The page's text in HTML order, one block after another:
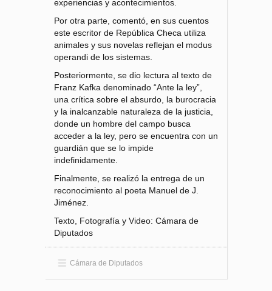
experiencias y acontecimientos.
Por otra parte, comentó, en sus cuentos
este escritor de República Checa utiliza
animales y sus novelas reflejan el modus
operandi de los sistemas.
Posteriormente, se dio lectura al texto de
Franz Kafka denominado “Ante la ley”,
una crítica sobre el absurdo, la burocracia
y la inalcanzable naturaleza de la justicia,
donde un hombre del campo busca
acceder a la ley, pero se encuentra con un
guardián que se lo impide
indefinidamente.
Finalmente, se realizó la entrega de un
reconocimiento al poeta Manuel de J.
Jiménez.
Texto, Fotografía y Video: Cámara de
Diputados
Cámara de Diputados